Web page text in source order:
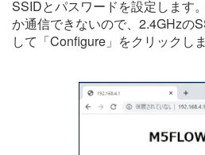
SSIDとパスワードを設定します
か通信できないので、2.4GHzの
して「Configure」をクリックしま